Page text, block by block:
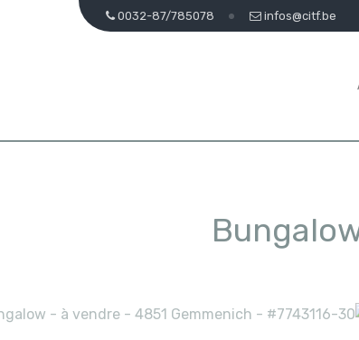
0032-87/785078 infos@citf.be